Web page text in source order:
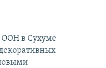
ООН в Сухуме